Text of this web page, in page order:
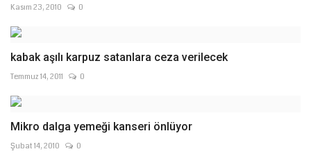
Kasım 23, 2010 0
kabak aşılı karpuz satanlara ceza verilecek
Temmuz 14, 2011 0
Mikro dalga yemeği kanseri önlüyor
Şubat 14, 2010 0